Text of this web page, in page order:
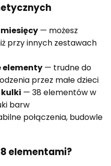
— możesz
przy innych zestawach
elementy — trudne do
przez małe dzieci
— 38 elementów w
barw
połączenia, budowle
elementami?